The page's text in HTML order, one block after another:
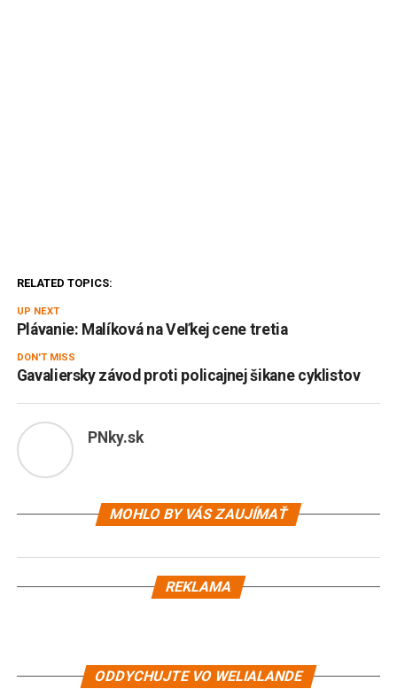
RELATED TOPICS:
UP NEXT
Plávanie: Malíková na Veľkej cene tretia
DON'T MISS
Gavaliersky závod proti policajnej šikane cyklistov
PNky.sk
MOHLO BY VÁS ZAUJÍMAŤ
REKLAMA
ODDYCHUJTE VO WELIALANDE